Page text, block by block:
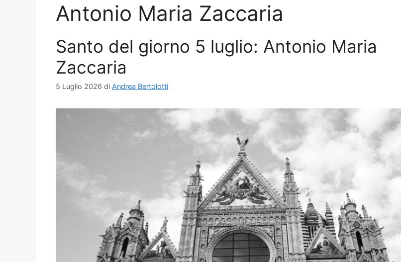
Antonio Maria Zaccaria
Santo del giorno 5 luglio: Antonio Maria
Zaccaria
5 Luglio 2026 di Andrea Bertolotti